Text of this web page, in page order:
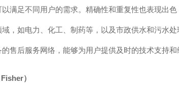
满足不同用户的需求。精确性和重复性也表现出色
，如电力、化工、制药等，以及市政供水和污水处
售后服务网络，能够为用户提供及时的技术支持和
）